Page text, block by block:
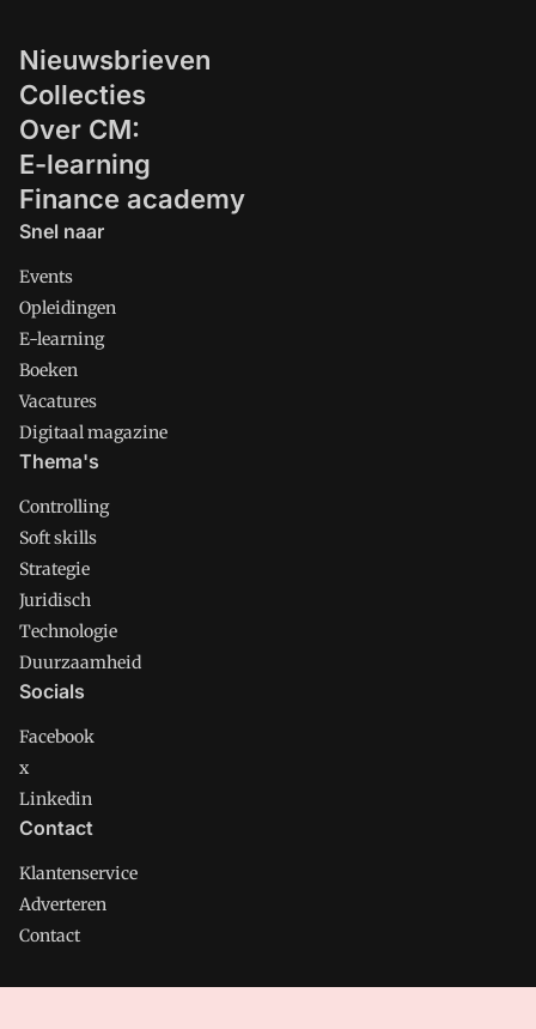
Nieuwsbrieven
Collecties
Over CM:
E-learning
Finance academy
Snel naar
Events
Opleidingen
E-learning
Boeken
Vacatures
Digitaal magazine
Thema's
Controlling
Soft skills
Strategie
Juridisch
Technologie
Duurzaamheid
Socials
Facebook
x
Linkedin
Contact
Klantenservice
Adverteren
Contact